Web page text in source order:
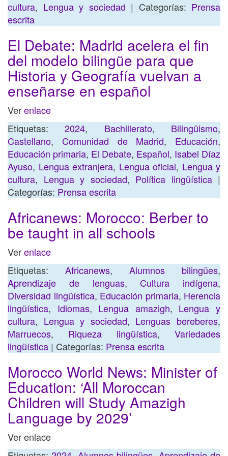
cultura, Lengua y sociedad | Categorías: Prensa
escrita
El Debate: Madrid acelera el fin
del modelo bilingüe para que
Historia y Geografía vuelvan a
enseñarse en español
Verenlace
Etiquetas:2024, Bachillerato, Bilingüismo,
Castellano, Comunidad de Madrid, Educación,
Educación primaria, El Debate, Español, Isabel Díaz
Ayuso, Lengua extranjera, Lengua oficial, Lengua y
cultura, Lengua y sociedad, Política lingüística|
Categorías: Prensa escrita
Africanews: Morocco: Berber to
be taught in all schools
Verenlace
Etiquetas: Africanews, Alumnos bilingües,
Aprendizaje de lenguas,Cultura indígena,
Diversidad lingüística, Educación primaria, Herencia
lingüística, Idiomas, Lengua amazigh, Lengua y
cultura, Lengua y sociedad, Lenguas bereberes,
Marruecos, Riqueza lingüística, Variedades
lingüística | Categorías: Prensa escrita
Morocco World News: Minister of
Education: ‘All Moroccan
Children will Study Amazigh
Language by 2029’
Ver enlace